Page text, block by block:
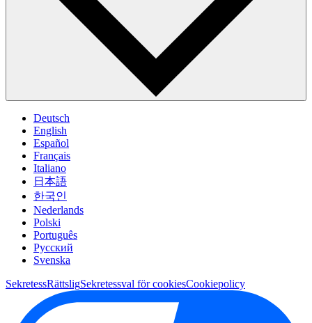
Deutsch
English
Español
Français
Italiano
日本語
한국인
Nederlands
Polski
Português
Pусский
Svenska
SekretessRättsligSekretessval för cookiesCookiepolicy